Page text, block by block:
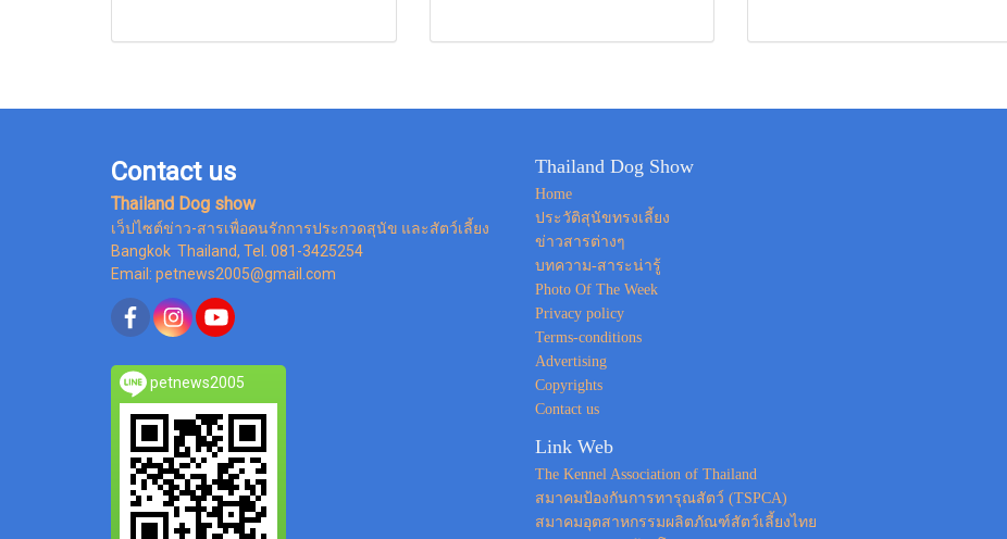
Contact us
Thailand Dog show
เว็ปไซต์ข่าว-สารเพื่อคนรักการประกวดสุนัข และสัตว์เลี้ยง
Bangkok Thailand, Tel. 081-3425254
Email: petnews2005@gmail.com
petnews2005
Thailand Dog Show
Home
ประวัติสุนัขทรงเลี้ยง
ข่าวสารต่างๆ
บทความ-สาระน่ารู้
Photo Of The Week
Privacy policy
Terms-conditions
Advertising
Copyrights
Contact us
Link Web
The Kennel Association of Thailand
สมาคมป้องกันการทารุณสัตว์ (TSPCA)
สมาคมอุตสาหกรรมผลิตภัณฑ์สัตว์เลี้ยงไทย